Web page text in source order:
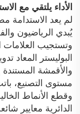
الأداء يلتقي مع
لم يعد الاستدامة
يُبدي الرياضيون
وتستجيب العلامات
والأقمشة
مستوى التصنيع،
وقطع الأنماط